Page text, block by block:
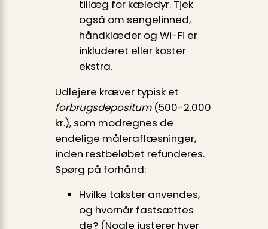
tillæg for kæledyr. Tjek
også om sengelinned,
håndklæder og Wi-Fi er
inkluderet eller koster
ekstra.
Udlejere kræver typisk et
forbrugsdepositum(500-2.000
kr.), som modregnes de
endelige måleraflæsninger,
inden restbeløbet refunderes.
Spørg på forhånd:
Hvilke takster anvendes,
og hvornår fastsættes
de? (Nogle justerer hver